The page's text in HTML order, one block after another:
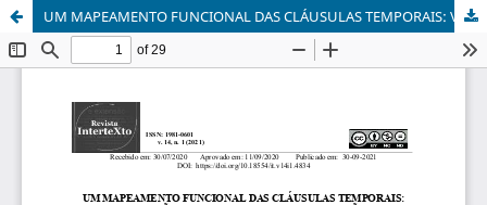
UM MAPEAMENTO FUNCIONAL DAS CLÁUSULAS TEMPORAIS: VARIAÇÃO, PROCESSAMENTO E CODIFICAÇÃO